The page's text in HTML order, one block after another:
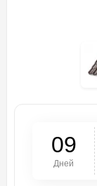
09
Дней